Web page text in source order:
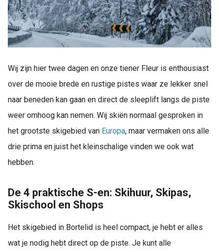
Wij zijn hier twee dagen en onze tiener Fleur is enthousiast
over de mooie brede en rustige pistes waar ze lekker snel
naar beneden kan gaan en direct de sleeplift langs de piste
weer omhoog kan nemen. Wij skiën normaal gesproken in
het grootste skigebied van Europa, maar vermaken ons alle
drie prima en juist het kleinschalige vinden we ook wat
hebben.
De 4 praktische S-en: Skihuur, Skipas,
Skischool en Shops
Het skigebied in Bortelid is heel compact, je hebt er alles
wat je nodig hebt direct op de piste. Je kunt alle